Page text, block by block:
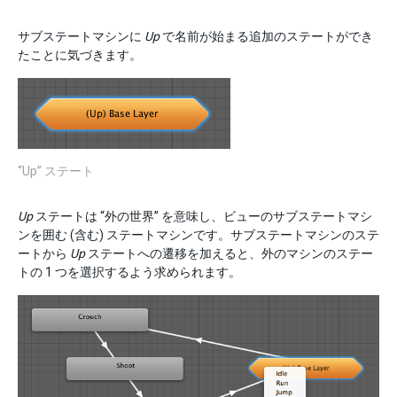
サブステートマシンに Upで名前が始まる追加のステートができ
たことに気づきます。
“Up” ステート
Upステートは “外の世界” を意味し、ビューのサブステートマシ
ンを囲む (含む) ステートマシンです。サブステートマシンのステ
ートから Upステートへの遷移を加えると、外のマシンのステー
トの 1 つを選択するよう求められます。